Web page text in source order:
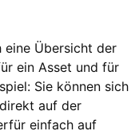
eine Übersicht der
ein Asset und für
Sie können sich
direkt auf der
einfach auf